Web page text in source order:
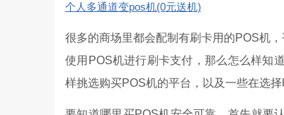
个人多通道变pos机(0元送机)
很多的商场里都会配制有刷卡用的POS机
使用POS机进行刷卡支付，那么怎么样知
样挑选购买POS机的平台，以及一些在选择